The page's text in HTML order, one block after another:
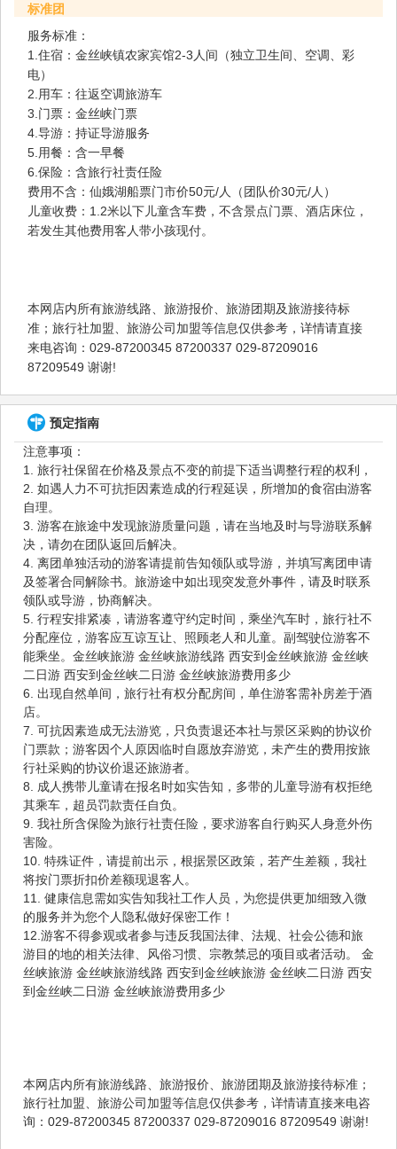
标准团
服务标准：
1.住宿：金丝峡镇农家宾馆2-3人间（独立卫生间、空调、彩
电）
2.用车：往返空调旅游车
3.门票：金丝峡门票
4.导游：持证导游服务
5.用餐：含一早餐
6.保险：含旅行社责任险
费用不含：仙娥湖船票门市价50元/人（团队价30元/人）
儿童收费：1.2米以下儿童含车费，不含景点门票、酒店床位，
若发生其他费用客人带小孩现付。
本网店内所有旅游线路、旅游报价、旅游团期及旅游接待标
准；旅行社加盟、旅游公司加盟等信息仅供参考，详情请直接
来电咨询：029-87200345 87200337 029-87209016
87209549 谢谢!
预定指南
注意事项：
1. 旅行社保留在价格及景点不变的前提下适当调整行程的权利，
2. 如遇人力不可抗拒因素造成的行程延误，所增加的食宿由游客
自理。
3. 游客在旅途中发现旅游质量问题，请在当地及时与导游联系解
决，请勿在团队返回后解决。
4. 离团单独活动的游客请提前告知领队或导游，并填写离团申请
及签署合同解除书。旅游途中如出现突发意外事件，请及时联系
领队或导游，协商解决。
5. 行程安排紧凑，请游客遵守约定时间，乘坐汽车时，旅行社不
分配座位，游客应互谅互让、照顾老人和儿童。副驾驶位游客不
能乘坐。金丝峡旅游 金丝峡旅游线路 西安到金丝峡旅游 金丝峡
二日游 西安到金丝峡二日游 金丝峡旅游费用多少
6. 出现自然单间，旅行社有权分配房间，单住游客需补房差于酒
店。
7. 可抗因素造成无法游览，只负责退还本社与景区采购的协议价
门票款；游客因个人原因临时自愿放弃游览，未产生的费用按旅
行社采购的协议价退还旅游者。
8. 成人携带儿童请在报名时如实告知，多带的儿童导游有权拒绝
其乘车，超员罚款责任自负。
9. 我社所含保险为旅行社责任险，要求游客自行购买人身意外伤
害险。
10. 特殊证件，请提前出示，根据景区政策，若产生差额，我社
将按门票折扣价差额现退客人。
11. 健康信息需如实告知我社工作人员，为您提供更加细致入微
的服务并为您个人隐私做好保密工作！
12.游客不得参观或者参与违反我国法律、法规、社会公德和旅
游目的地的相关法律、风俗习惯、宗教禁忌的项目或者活动。 金
丝峡旅游 金丝峡旅游线路 西安到金丝峡旅游 金丝峡二日游 西安
到金丝峡二日游 金丝峡旅游费用多少
本网店内所有旅游线路、旅游报价、旅游团期及旅游接待标准；
旅行社加盟、旅游公司加盟等信息仅供参考，详情请直接来电咨
询：029-87200345 87200337 029-87209016 87209549 谢谢!